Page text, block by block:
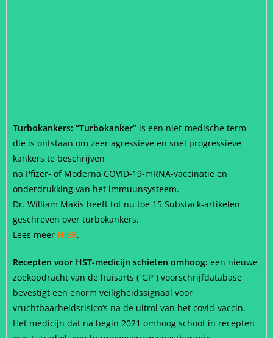
Turbokankers: “Turbokanker” is een niet-medische term
die is ontstaan om zeer agressieve en snel progressieve
kankers te beschrijven
na Pfizer- of Moderna COVID-19-mRNA-vaccinatie en
onderdrukking van het immuunsysteem.
Dr. William Makis heeft tot nu toe 15 Substack-artikelen
geschreven over turbokankers.
Lees meer HIER.
Recepten voor HST-medicijn schieten omhoog: een nieuwe
zoekopdracht van de huisarts (“GP”) voorschrijfdatabase
bevestigt een enorm veiligheidssignaal voor
vruchtbaarheidsrisico’s na de uitrol van het covid-vaccin.
Het medicijn dat na begin 2021 omhoog schoot in recepten